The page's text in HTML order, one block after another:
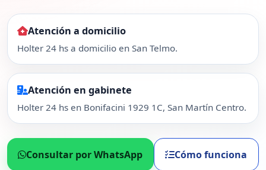
Atención a domicilio
Holter 24 hs a domicilio en San Telmo.
Atención en gabinete
Holter 24 hs en Bonifacini 1929 1C, San Martín Centro.
Consultar por WhatsApp Cómo funciona